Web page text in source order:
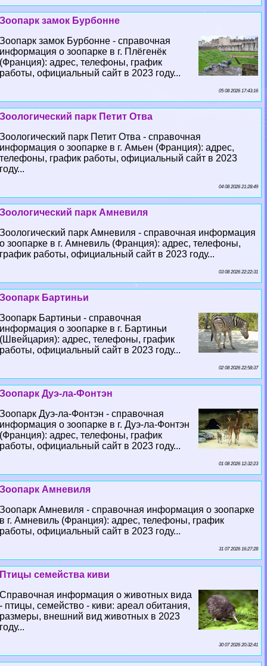
Зоопарк замок Бурбонне
Зоопарк замок Бурбонне - справочная
информация о зоопарке в г. Плёгенёк
(Франция): адрес, телефоны, график
работы, официальный сайт в 2023 году...
05 08 2026 17:43:16
Зоологический парк Петит Отва
Зоологический парк Петит Отва - справочная
информация о зоопарке в г. Амьен (Франция): адрес,
телефоны, график работы, официальный сайт в 2023
году...
04 08 2026 21:28:49
Зоологический парк Амневиля
Зоологический парк Амневиля - справочная информация
о зоопарке в г. Амневиль (Франция): адрес, телефоны,
график работы, официальный сайт в 2023 году...
03 08 2026 22:22:31
Зоопарк Бартиньи
Зоопарк Бартиньи - справочная
информация о зоопарке в г. Бартиньи
(Швейцария): адрес, телефоны, график
работы, официальный сайт в 2023 году...
02 08 2026 22:58:37
Зоопарк Дуэ-ла-Фонтэн
Зоопарк Дуэ-ла-Фонтэн - справочная
информация о зоопарке в г. Дуэ-ла-Фонтэн
(Франция): адрес, телефоны, график
работы, официальный сайт в 2023 году...
01 08 2026 12:32:23
Зоопарк Амневиля
Зоопарк Амневиля - справочная информация о зоопарке
в г. Амневиль (Франция): адрес, телефоны, график
работы, официальный сайт в 2023 году...
31 07 2026 16:27:28
Птицы семейства киви
Справочная информация о животных вида
- птицы, семейство - киви: ареал обитания,
размеры, внешний вид животных в 2023
году...
30 07 2026 20:32:41